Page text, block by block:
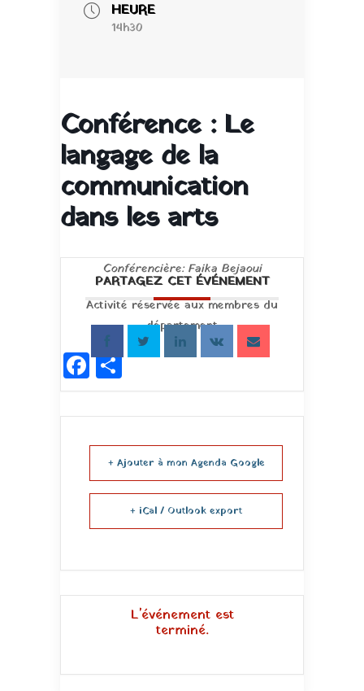
HEURE
14h30
Conférence : Le
langage de la
communication
dans les arts
Conférencière: Faika Bejaoui
Activité réservée aux membres du
département
Facebook
Partager
PARTAGEZ CET ÉVÉNEMENT
+ Ajouter à mon Agenda Google
+ iCal / Outlook export
L'événement est
terminé.